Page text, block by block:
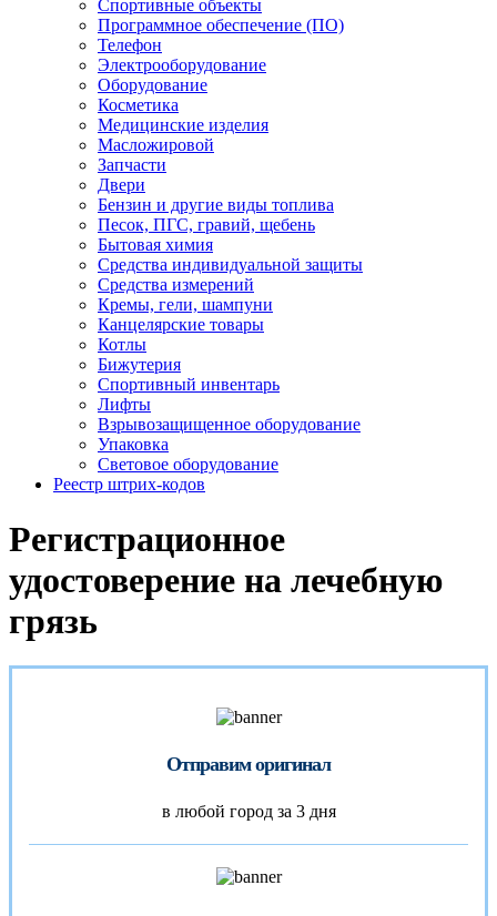
Спортивные объекты
Программное обеспечение (ПО)
Телефон
Электрооборудование
Оборудование
Косметика
Медицинские изделия
Масложировой
Запчасти
Двери
Бензин и другие виды топлива
Песок, ПГС, гравий, щебень
Бытовая химия
Средства индивидуальной защиты
Средства измерений
Кремы, гели, шампуни
Канцелярские товары
Котлы
Бижутерия
Спортивный инвентарь
Лифты
Взрывозащищенное оборудование
Упаковка
Световое оборудование
Реестр штрих-кодов
Регистрационное
удостоверение на лечебную
грязь
Отправим оригинал
в любой город за 3 дня